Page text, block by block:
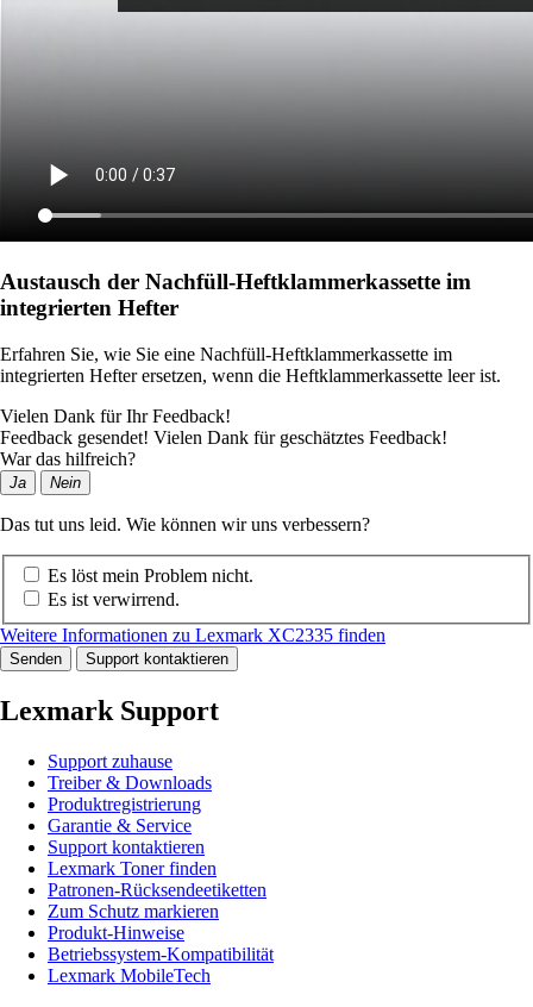
Austausch der Nachfüll-Heftklammerkassette im
integrierten Hefter
Erfahren Sie, wie Sie eine Nachfüll-Heftklammerkassette im
integrierten Hefter ersetzen, wenn die Heftklammerkassette leer ist.
Vielen Dank für Ihr Feedback!
Feedback gesendet! Vielen Dank für geschätztes Feedback!
War das hilfreich?
Ja Nein
Das tut uns leid. Wie können wir uns verbessern?
Es löst mein Problem nicht.
Es ist verwirrend.
Weitere Informationen zu Lexmark XC2335 finden
Senden Support kontaktieren
Lexmark Support
Support zuhause
Treiber & Downloads
Produktregistrierung
Garantie & Service
Support kontaktieren
Lexmark Toner finden
Patronen-Rücksendeetiketten
Zum Schutz markieren
Produkt-Hinweise
Betriebssystem-Kompatibilität
Lexmark MobileTech